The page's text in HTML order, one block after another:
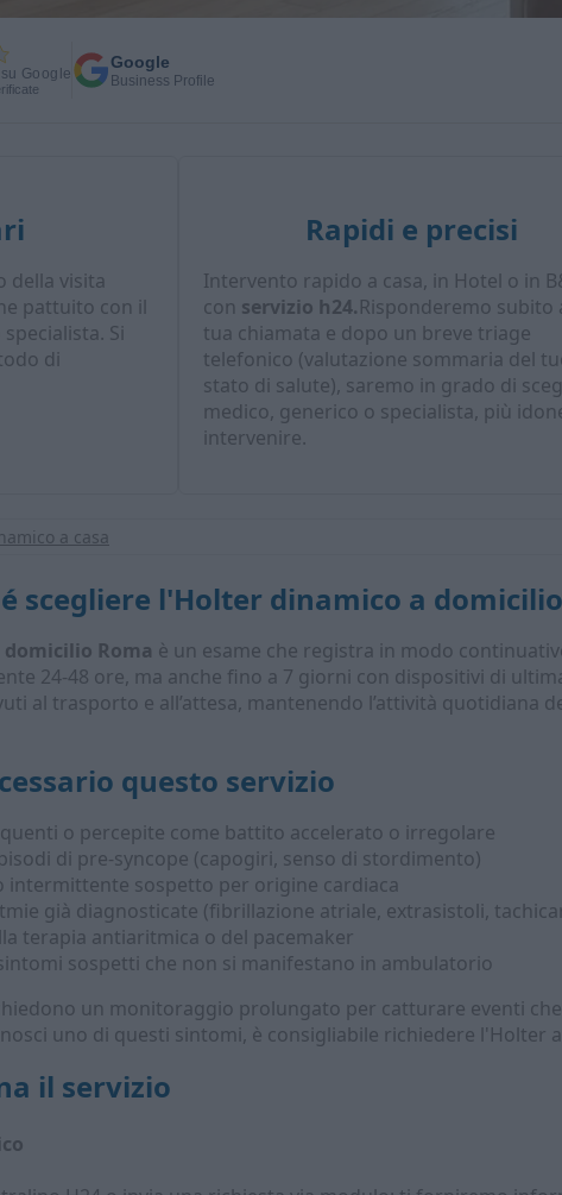
Google
Google
Business Profile
della visita
pattuito con il
Si
di
Rapidi e precisi
Intervento rapido a casa, in Hotel o in
con servizio h24.Risponderemo subito
tua chiamata e dopo un breve triage
telefonico (valutazione sommaria del
stato di salute), saremo in grado di
medico, generico o specialista, più
intervenire.
a casa
scegliere l'Holter dinamico a domicilio
Roma è un esame che registra in modo
24-48 ore, ma anche fino a 7 giorni con dispositivi di
al trasporto e all’attesa, mantenendo l’attività quotidiana
questo servizio
o percepite come battito accelerato o irregolare
di pre-syncope (capogiri, senso di stordimento)
intermittente sospetto per origine cardiaca
già diagnosticate (fibrillazione atriale, extrasistoli,
terapia antiaritmica o del pacemaker
sospetti che non si manifestano in ambulatorio
un monitoraggio prolungato per catturare eventi
uno di questi sintomi, è consigliabile richiedere l'Holter
il servizio